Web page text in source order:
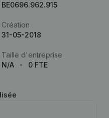
BE0696.962.915
Création
31-05-2018
Taille d'entreprise
N/A
0 FTE